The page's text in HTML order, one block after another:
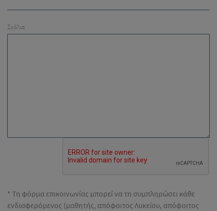
Σχόλια
* Τη φόρμα επικοινωνίας μπορεί να τη συμπληρώσει κάθε
ενδιαφερόμενος (μαθητής, απόφοιτος Λυκείου, απόφοιτος